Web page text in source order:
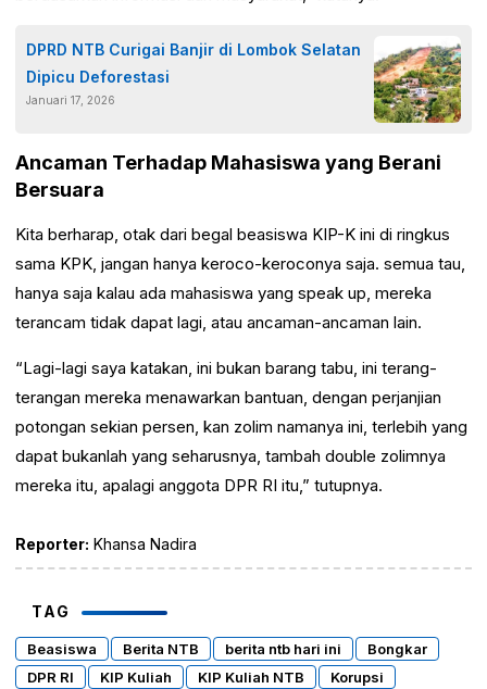
DPRD NTB Curigai Banjir di Lombok Selatan
Dipicu Deforestasi
Januari 17, 2026
Ancaman Terhadap Mahasiswa yang Berani
Bersuara
Kita berharap, otak dari begal beasiswa KIP-K ini di ringkus
sama KPK, jangan hanya keroco-keroconya saja. semua tau,
hanya saja kalau ada mahasiswa yang speak up, mereka
terancam tidak dapat lagi, atau ancaman-ancaman lain.
“Lagi-lagi saya katakan, ini bukan barang tabu, ini terang-
terangan mereka menawarkan bantuan, dengan perjanjian
potongan sekian persen, kan zolim namanya ini, terlebih yang
dapat bukanlah yang seharusnya, tambah double zolimnya
mereka itu, apalagi anggota DPR RI itu,” tutupnya.
Reporter: Khansa Nadira
TAG
Beasiswa Berita NTB berita ntb hari ini
Bongkar
DPR RI
KIP Kuliah KIP Kuliah NTB Korupsi